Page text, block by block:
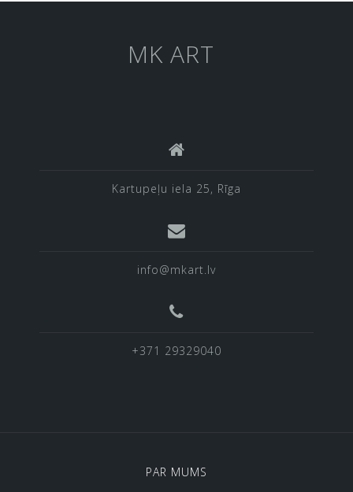
MK ART
Kartupeļu iela 25, Rīga
info@mkart.lv
+371 29329040
PAR MUMS